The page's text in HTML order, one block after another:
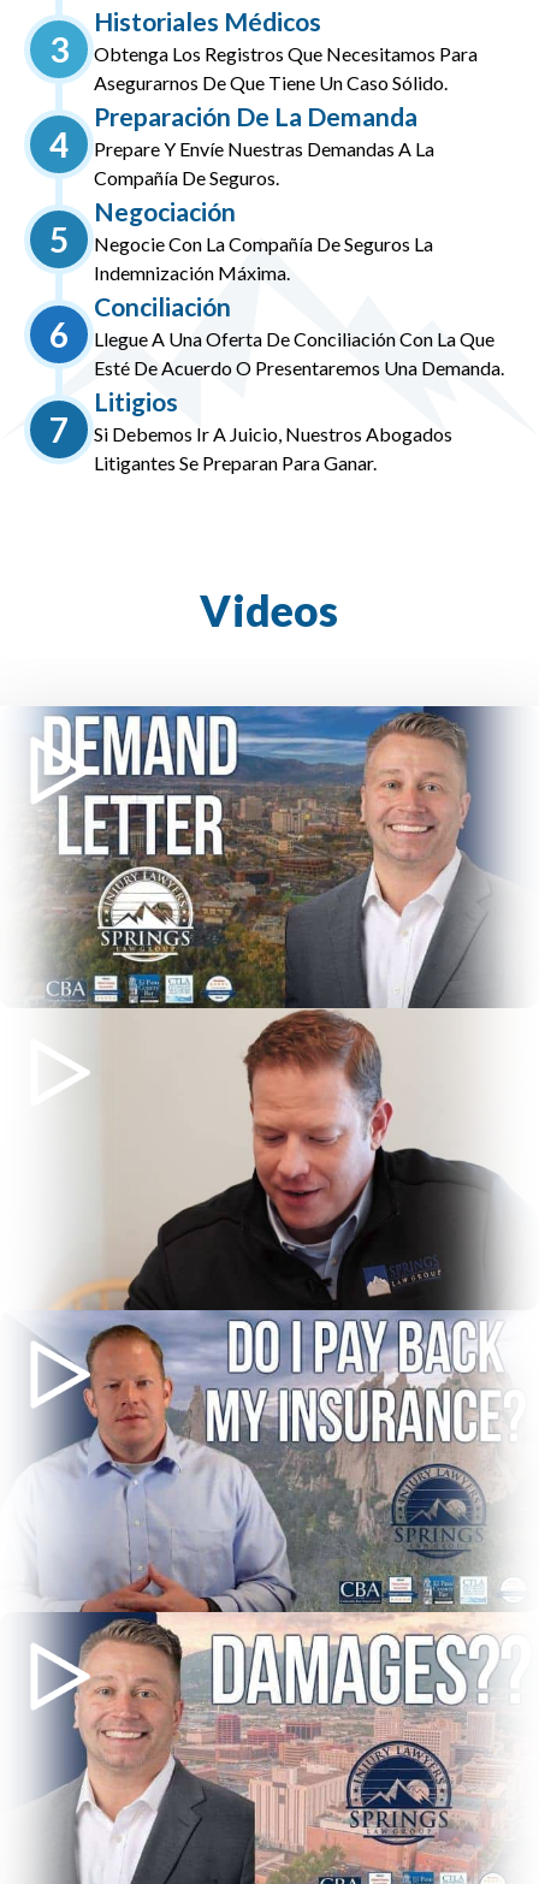
3
Historiales Médicos
Obtenga Los Registros Que Necesitamos Para
Asegurarnos De Que Tiene Un Caso Sólido.
4
Preparación De La Demanda
Prepare Y Envíe Nuestras Demandas A La
Compañía De Seguros.
5
Negociación
Negocie Con La Compañía De Seguros La
Indemnización Máxima.
6
Conciliación
Llegue A Una Oferta De Conciliación Con La Que
Esté De Acuerdo O Presentaremos Una Demanda.
7
Litigios
Si Debemos Ir A Juicio, Nuestros Abogados
Litigantes Se Preparan Para Ganar.
Videos